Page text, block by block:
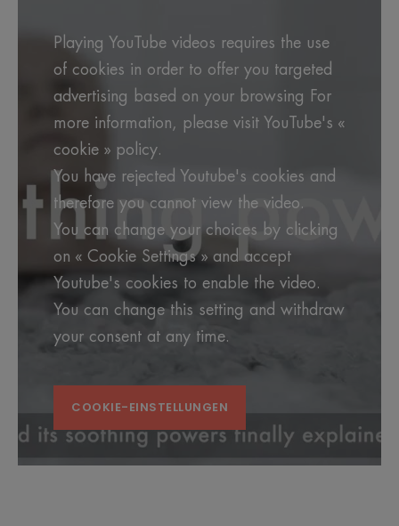
Playing YouTube videos requires the use
of cookies in order to offer you targeted
advertising based on your browsing For
more information, please visit YouTube's «
cookie » policy.
You have rejected Youtube's cookies and
therefore you cannot view the video.
You can change your choices by clicking
on « Cookie Settings » and accept
Youtube's cookies to enable the video.
You can change this setting and withdraw
your consent at any time.
COOKIE-EINSTELLUNGEN